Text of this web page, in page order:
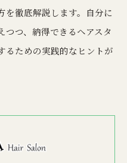
を徹底解説します。自分に
つつ、納得できるヘアスタ
るための実践的なヒントが